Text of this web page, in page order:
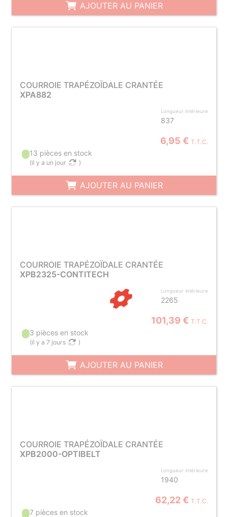
AJOUTER AU PANIER
COURROIE TRAPÉZOÏDALE CRANTÉE
XPA882
Longueur intérieure
837
6,95 € T.T.C.
13 pièces en stock
(il y a un jour )
AJOUTER AU PANIER
COURROIE TRAPÉZOÏDALE CRANTÉE
XPB2325-CONTITECH
Longueur intérieure
2265
101,39 € T.T.C.
3 pièces en stock
(il y a 7 jours )
AJOUTER AU PANIER
COURROIE TRAPÉZOÏDALE CRANTÉE
XPB2000-OPTIBELT
Longueur intérieure
1940
62,22 € T.T.C.
7 pièces en stock